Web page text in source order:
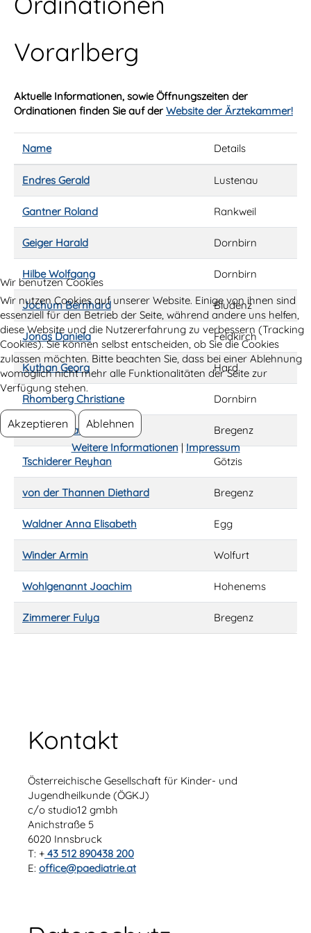
Vorarlberg
Aktuelle Informationen, sowie Öffnungszeiten der
Ordinationen finden Sie auf der Website der Ärztekammer!
Name Details
Endres Gerald Lustenau
Gantner Roland Rankweil
Geiger Harald Dornbirn
Hilbe Wolfgang Dornbirn
Jochum Bernhard Bludenz
Jonas Daniela Feldkirch
Kuthan Georg Hard
Rhomberg Christiane Dornbirn
Taferner Rainer Bregenz
Tschiderer Reyhan Götzis
von der Thannen Diethard Bregenz
Waldner Anna Elisabeth Egg
Winder Armin Wolfurt
Wohlgenannt Joachim Hohenems
Zimmerer Fulya Bregenz
Kontakt
Österreichische Gesellschaft für Kinder- und
Jugendheilkunde (ÖGKJ)
c/o studio12 gmbh
Anichstraße 5
6020 Innsbruck
T: + 43 512 890438 200
E: office@paediatrie.at
Wir benutzen Cookies
Wir nutzen Cookies auf unserer Website. Einige von ihnen sind
essenziell für den Betrieb der Seite, während andere uns helfen,
diese Website und die Nutzererfahrung zu verbessern (Tracking
Cookies). Sie können selbst entscheiden, ob Sie die Cookies
zulassen möchten. Bitte beachten Sie, dass bei einer Ablehnung
womöglich nicht mehr alle Funktionalitäten der Seite zur
Verfügung stehen.
Akzeptieren Ablehnen
Weitere Informationen|Impressum